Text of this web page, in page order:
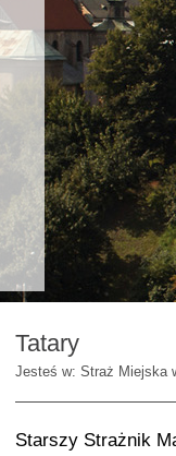
Tatary
Jesteś w: Straż Miejska
Starszy Strażnik